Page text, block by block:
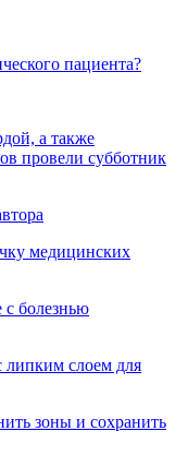
пациента?
а также
провели субботник
медицинских
с болезнью
липким слоем для
зоны и сохранить